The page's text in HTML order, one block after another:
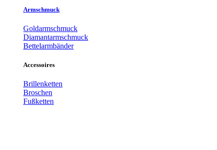
Armschmuck
Goldarmschmuck
Diamantarmschmuck
Bettelarmbänder
Accessoires
Brillenketten
Broschen
Fußketten